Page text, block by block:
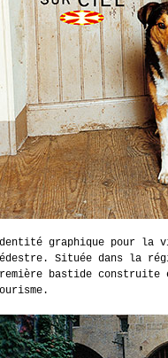
graphique pour la
Située dans la
bastide construite